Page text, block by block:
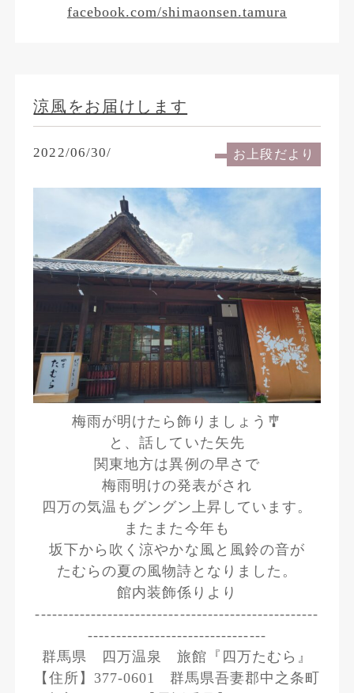
facebook.com/shimaonsen.tamura
涼風をお届けします
2022/06/30/ お上段だより
梅雨が明けたら飾りましょう🎐
と、話していた矢先
関東地方は異例の早さで
梅雨明けの発表がされ
四万の気温もグングン上昇しています。
またまた今年も
坂下から吹く涼やかな風と風鈴の音が
たむらの夏の風物詩となりました。
館内装飾係りより
---------------------------------------------------
--------------------------------
群馬県 四万温泉 旅館『四万たむら』
【住所】377-0601 群馬県吾妻郡中之条町